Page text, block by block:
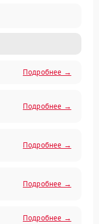
Подробнее →
Подробнее →
Подробнее →
Подробнее →
Подробнее →